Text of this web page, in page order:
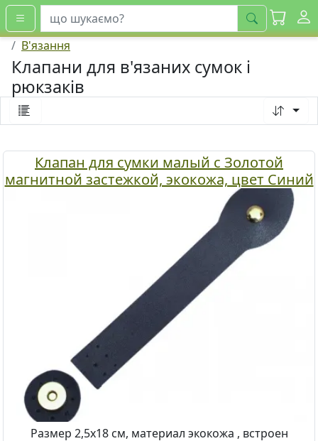
шукати
В'язання
Клапани для в'язаних сумок і
рюкзаків
Клапан для сумки малый с Золотой
магнитной застежкой, экокожа, цвет Синий
Размер 2,5х18 см, материал экокожа , встроен